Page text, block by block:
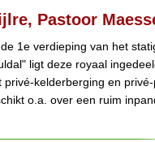
Pastoor
1e verdieping van het
ligt deze royaal
privé-kelderberging en
o.a. over een ruim